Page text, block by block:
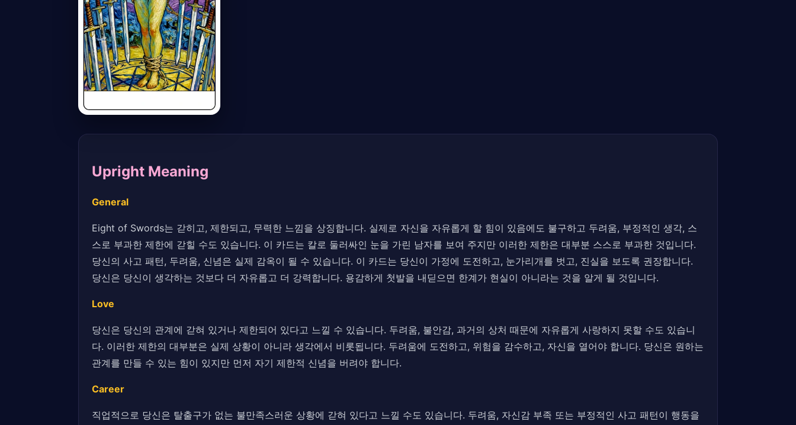
Upright Meaning
General
Eight of Swords는 갇히고, 제한되고, 무력한 느낌을 상징합니다. 실제로 자신을 자유롭게 할 힘이 있음에도 불구하고 두려움, 부정적인 생각, 스
스로 부과한 제한에 갇힐 수도 있습니다. 이 카드는 칼로 둘러싸인 눈을 가린 남자를 보여 주지만 이러한 제한은 대부분 스스로 부과한 것입니다.
당신의 사고 패턴, 두려움, 신념은 실제 감옥이 될 수 있습니다. 이 카드는 당신이 가정에 도전하고, 눈가리개를 벗고, 진실을 보도록 권장합니다.
당신은 당신이 생각하는 것보다 더 자유롭고 더 강력합니다. 용감하게 첫발을 내딛으면 한계가 현실이 아니라는 것을 알게 될 것입니다.
Love
당신은 당신의 관계에 갇혀 있거나 제한되어 있다고 느낄 수 있습니다. 두려움, 불안감, 과거의 상처 때문에 자유롭게 사랑하지 못할 수도 있습니
다. 이러한 제한의 대부분은 실제 상황이 아니라 생각에서 비롯됩니다. 두려움에 도전하고, 위험을 감수하고, 자신을 열어야 합니다. 당신은 원하는
관계를 만들 수 있는 힘이 있지만 먼저 자기 제한적 신념을 버려야 합니다.
Career
직업적으로 당신은 탈출구가 없는 불만족스러운 상황에 갇혀 있다고 느낄 수도 있습니다. 두려움, 자신감 부족 또는 부정적인 사고 패턴이 행동을